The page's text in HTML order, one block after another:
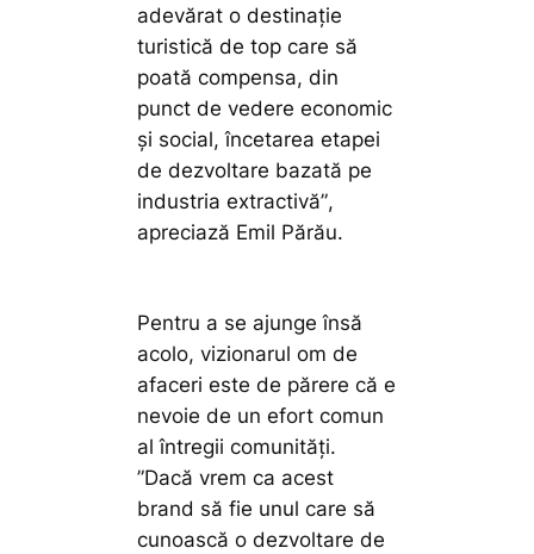
adevărat o destinație
turistică de top care să
poată compensa, din
punct de vedere economic
și social, încetarea etapei
de dezvoltare bazată pe
industria extractivă”,
apreciază Emil Părău.
Pentru a se ajunge însă
acolo, vizionarul om de
afaceri este de părere că e
nevoie de un efort comun
al întregii comunități.
”Dacă vrem ca acest
brand să fie unul care să
cunoască o dezvoltare de